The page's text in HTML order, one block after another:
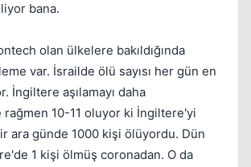
bana.
olan ülkelere bakıldığında
var. İsrailde ölü sayısı her gün en
İngiltere aşılamayı daha
10-11 oluyor ki İngiltere'yi
ara günde 1000 kişi ölüyordu. Dün
1 kişi ölmüş coronadan. O da